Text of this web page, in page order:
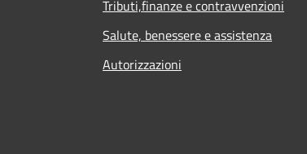
Tributi,finanze e contravvenzioni
Salute, benessere e assistenza
Autorizzazioni